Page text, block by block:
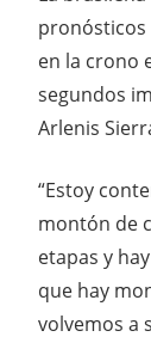
pronósticos
en la crono
segundos
Arlenis
“Estoy
montón de
etapas y
que hay
volvemos a